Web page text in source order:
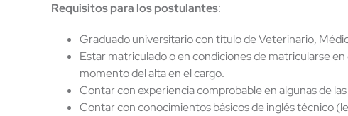
Requisitospara lospostulantes:
Graduado universitario con título de Veterinario,
Estar matriculado o en condiciones de matricularse
momento del alta en el cargo.
Contar con experiencia comprobable en algunas de
Contar con conocimientos básicos de inglés técnico